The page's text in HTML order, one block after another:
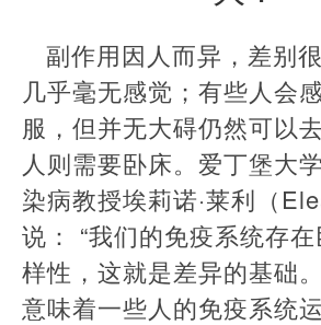
副作用因人而异，差别
几乎毫无感觉；有些人会
服，但并无大碍仍然可以
人则需要卧床。爱丁堡大
染病教授埃莉诺·莱利（
说： “我们的免疫系统存
样性，这就是差异的基础
意味着一些人的免疫系统